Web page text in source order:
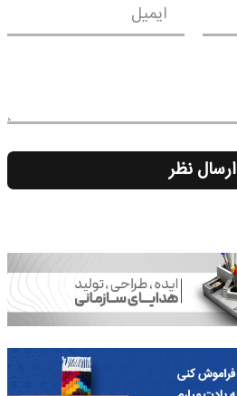
ایمیل
ارسال نظر